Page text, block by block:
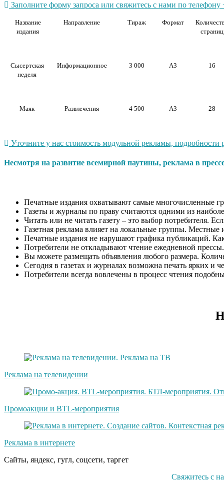
Заполните форму запроса или свяжитесь с нами по
Название
издания
Направление Тираж Формат
страниц
Сысертская
неделя
Информационное 3 000 А3 16
Маяк Развлечения 4 500 А3 28
Уточните у нас стоимость модульной рекламы,
Несмотря на развитие всемирной паутины, реклама в
Печатные издания охватывают самые многочисленные
Газеты и журналы по праву считаются одними из
Читать или не читать газету – это выбор потребителя.
Газетная реклама влияет на локальные группы.
Печатные издания не нарушают графика публикаций. Как
Потребители не откладывают чтение ежедневной прессы.
Вы можете размещать объявления любого размера.
Сегодня в газетах и журналах возможна печать ярких и
Потребители всегда вовлечены в процесс чтения
Реклама на телевидении
Промоакции и BTL-мероприятия
Реклама в интернете
Сайты, яндекс, гугл, соцсети, таргет
Свяжитесь с